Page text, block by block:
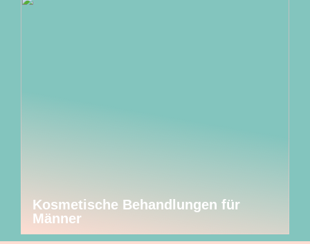
Kosmetische Behandlungen für
Männer